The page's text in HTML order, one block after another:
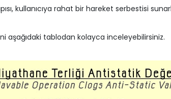
kullanıcıya rahat bir hareket serbestisi
aşağıdaki tablodan kolayca inceleyebilirsiniz.